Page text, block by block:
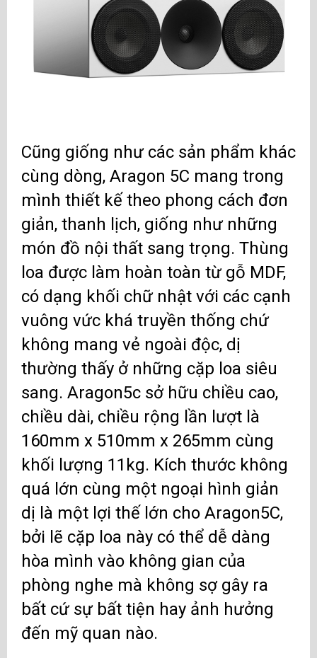
Cũng giống như các sản phẩm khác
cùng dòng, Aragon 5C mang trong
mình thiết kế theo phong cách đơn
giản, thanh lịch, giống như những
món đồ nội thất sang trọng. Thùng
loa được làm hoàn toàn từ gỗ MDF,
có dạng khối chữ nhật với các cạnh
vuông vức khá truyền thống chứ
không mang vẻ ngoài độc, dị
thường thấy ở những cặp loa siêu
sang. Aragon5c sở hữu chiều cao,
chiều dài, chiều rộng lần lượt là
160mm x 510mm x 265mm cùng
khối lượng 11kg. Kích thước không
quá lớn cùng một ngoại hình giản
dị là một lợi thế lớn cho Aragon5C,
bởi lẽ cặp loa này có thể dễ dàng
hòa mình vào không gian của
phòng nghe mà không sợ gây ra
bất cứ sự bất tiện hay ảnh hưởng
đến mỹ quan nào.